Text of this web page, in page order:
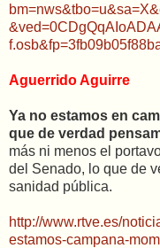
Aguerrido Aguirre
Ya no estamos en
que de verdad
más ni menos el
del Senado, lo que de
sanidad pública.
http://www.rtve.es/
estamos-campana-